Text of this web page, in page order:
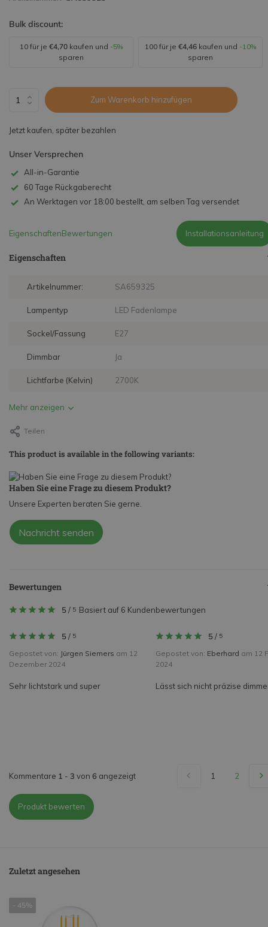
Bulk discount:
10 für je €4,70 kaufen und -5%
sparen
100 für je €4,46 kaufen und -10%
sparen
Zum Warenkorb hinzufügen
Jetzt kaufen, später bezahlen
Unser Versprechen
All-in-Garantie
60 Tage Rückgaberecht
An Werktagen vor 18:00 bestellt, am selben Tag versendet
EigenschaftenBewertungen Installationsanleitung
Eigenschaften
Artikelnummer: SA659325
Lampentyp LED Fadenlampe
Sockel/Fassung E27
Dimmbar Ja
Lichtfarbe (Kelvin) 2700K
Mehr anzeigen
Teilen
This product is available in the following variants:
Haben Sie eine Frage zu diesem Produkt?
Unsere Experten beraten Sie gerne.
Nachricht senden
Bewertungen
5/ 5 Basiert auf 6 Kundenbewertungen
5/ 5
Gepostet von: Jürgen Siemers am 12
Dezember 2024
Sehr lichtstark und super
5/ 5
Gepostet von: Eberhard am 12
2024
Lässt sich nicht präzise
Kommentare 1 - 3 von 6 angezeigt 1 2
Produkt bewerten
Zuletzt angesehen
- 45%